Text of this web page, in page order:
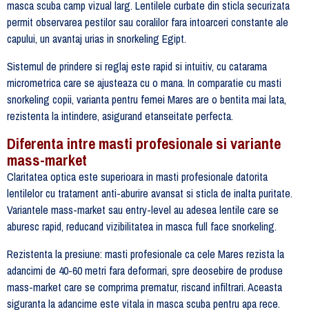
masca scuba camp vizual larg. Lentilele curbate din sticla securizata
permit observarea pestilor sau coralilor fara intoarceri constante ale
capului, un avantaj urias in snorkeling Egipt.
Sistemul de prindere si reglaj este rapid si intuitiv, cu catarama
micrometrica care se ajusteaza cu o mana. In comparatie cu masti
snorkeling copii, varianta pentru femei Mares are o bentita mai lata,
rezistenta la intindere, asigurand etanseitate perfecta.
Diferenta intre masti profesionale si variante
mass-market
Claritatea optica este superioara in masti profesionale datorita
lentilelor cu tratament anti-aburire avansat si sticla de inalta puritate.
Variantele mass-market sau entry-level au adesea lentile care se
aburesc rapid, reducand vizibilitatea in masca full face snorkeling.
Rezistenta la presiune: masti profesionale ca cele Mares rezista la
adancimi de 40-60 metri fara deformari, spre deosebire de produse
mass-market care se comprima prematur, riscand infiltrari. Aceasta
siguranta la adancime este vitala in masca scuba pentru apa rece.